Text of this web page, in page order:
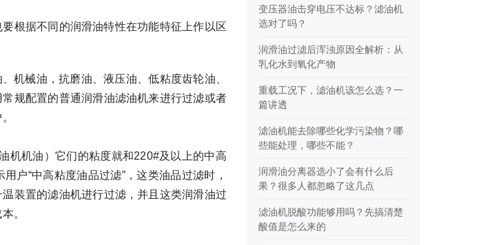
根据不同的润滑油特性在功能特征上作以区
机械油，抗磨油、液压油、低粘度齿轮油、
规配置的普通润滑油滤油机来进行过滤或者
机机油）它们的粘度就和220#及以上的中高
户“中高粘度油品过滤”，这类油品过滤时，
装置的滤油机进行过滤，并且这类润滑油过
。
变压器油击穿电压不达标？滤油机
选对了吗？
润滑油过滤后浑浊原因全解析：从
乳化水到氧化产物
重载工况下，滤油机该怎么选？一
篇讲透
滤油机能去除哪些化学污染物？哪
些能处理，哪些不能？
润滑油分离器选小了会有什么后
果？很多人都忽略了这几点
滤油机脱酸功能够用吗？先搞清楚
酸值是怎么来的